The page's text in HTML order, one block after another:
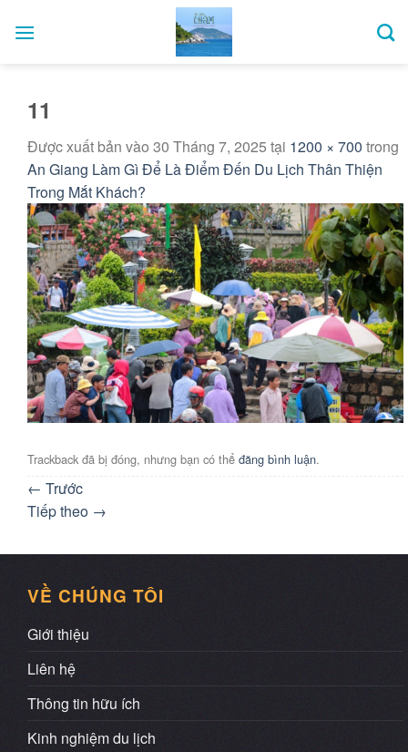
qua
11
Được xuất bản vào 30 Tháng 7, 2025 tại 1200 × 700 trong
An Giang Làm Gì Để Là Điểm Đến Du Lịch Thân Thiện
Trong Mắt Khách?
Trackback đã bị đóng, nhưng bạn có thể đăng bình luận.
← Trước
Tiếp theo →
VỀ CHÚNG TÔI
Giới thiệu
Liên hệ
Thông tin hữu ích
Kinh nghiệm du lịch